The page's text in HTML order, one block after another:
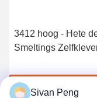
3412 hoog - Hete
Smeltings
Elastische
Krijg Beste
Sivan Peng